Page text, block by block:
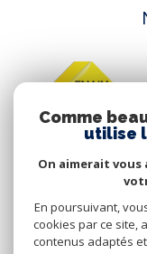
Comme
utilise
On aimerait
En poursuivant,
cookies par ce site,
contenus adaptés